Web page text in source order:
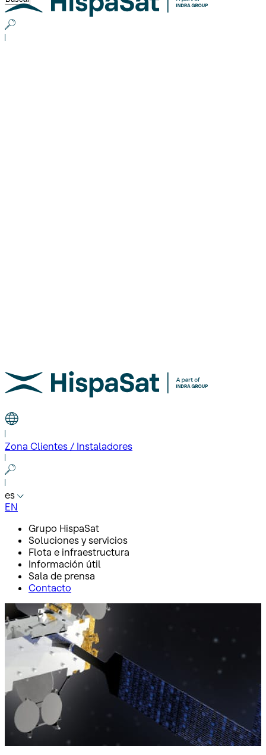
Zona Clientes / Instaladores
es
EN
Grupo HispaSat
Soluciones y servicios
Flota e infraestructura
Información útil
Sala de prensa
Contacto
Inicio Sala de prensa
Notas de prensa